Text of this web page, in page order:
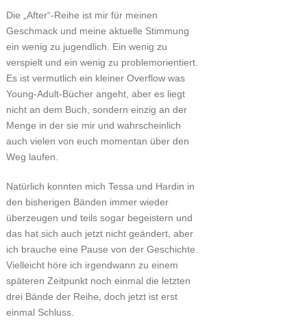
Die „After“-Reihe ist mir für meinen
Geschmack und meine aktuelle Stimmung
ein wenig zu jugendlich. Ein wenig zu
verspielt und ein wenig zu problemorientiert.
Es ist vermutlich ein kleiner Overflow was
Young-Adult-Bücher angeht, aber es liegt
nicht an dem Buch, sondern einzig an der
Menge in der sie mir und wahrscheinlich
auch vielen von euch momentan über den
Weg laufen.
Natürlich konnten mich Tessa und Hardin in
den bisherigen Bänden immer wieder
überzeugen und teils sogar begeistern und
das hat sich auch jetzt nicht geändert, aber
ich brauche eine Pause von der Geschichte.
Vielleicht höre ich irgendwann zu einem
späteren Zeitpunkt noch einmal die letzten
drei Bände der Reihe, doch jetzt ist erst
einmal Schluss.